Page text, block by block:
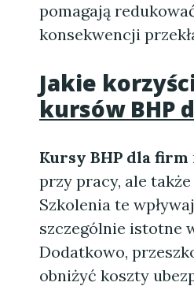
pomagają
konsekwencji
Jakie
kursów BHP
Kursy BHP dla firm
przy pracy, ale
Szkolenia te
szczególnie istotne
Dodatkowo,
obniżyć koszty